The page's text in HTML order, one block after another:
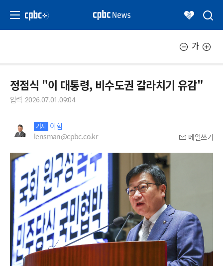
가
정점식 "이 대통령, 비수도권 갈라치기 유감"
입력 2026.07.01.09:04
기자 이힘
lensman@cpbc.co.kr
메일쓰기